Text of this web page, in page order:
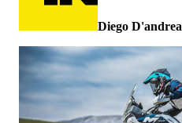
Diego D'andrea